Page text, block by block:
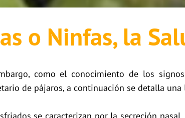
o Ninfas, la
como el conocimiento de los
de pájaros, a continuación se detalla
se caracterizan por la secreción